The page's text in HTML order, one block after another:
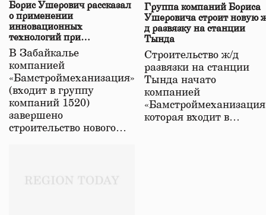
Борис Ушерович рассказал
о применении
инновационных
технологий при
строительстве нового моста
в Забайкалье
В Забайкалье
компанией
«Бамстроймеханизация»
(входит в группу
компаний 1520)
завершено
строительство нового…
Группа компаний Бориса
Ушеровича строит новую
д развязку на станции
Тында
Строительство ж/д
развязки на станции
Тында начато
компанией
которая входит в…